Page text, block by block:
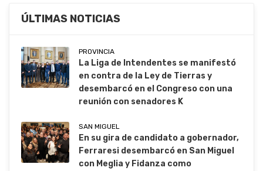
ÚLTIMAS NOTICIAS
PROVINCIA
La Liga de Intendentes se manifestó
en contra de la Ley de Tierras y
desembarcó en el Congreso con una
reunión con senadores K
SAN MIGUEL
En su gira de candidato a gobernador,
Ferraresi desembarcó en San Miguel
con Meglia y Fidanza como